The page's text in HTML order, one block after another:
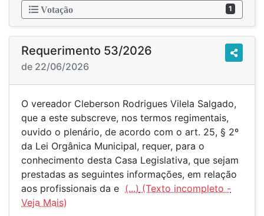
Votação 1
Requerimento 53/2026
de 22/06/2026
O vereador Cleberson Rodrigues Vilela Salgado,
que a este subscreve, nos termos regimentais,
ouvido o plenário, de acordo com o art. 25, § 2º
da Lei Orgânica Municipal, requer, para o
conhecimento desta Casa Legislativa, que sejam
prestadas as seguintes informações, em relação
aos profissionais da e (...)